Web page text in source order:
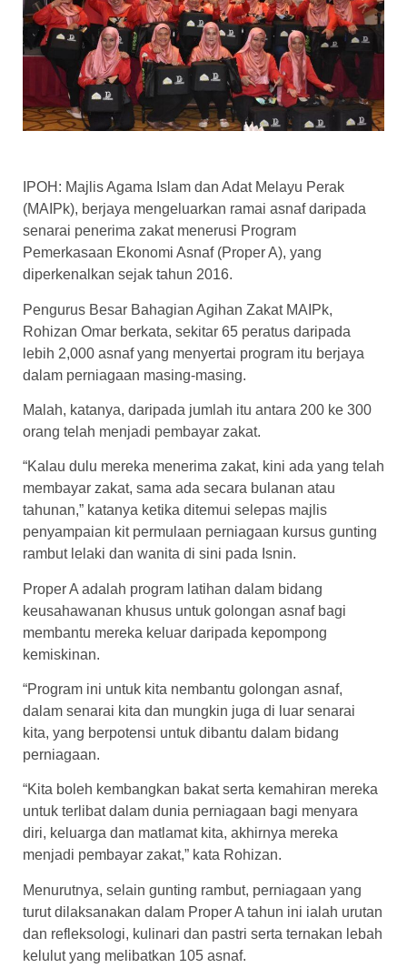
IPOH: Majlis Agama Islam dan Adat Melayu Perak
(MAIPk), berjaya mengeluarkan ramai asnaf daripada
senarai penerima zakat menerusi Program
Pemerkasaan Ekonomi Asnaf (Proper A), yang
diperkenalkan sejak tahun 2016.
Pengurus Besar Bahagian Agihan Zakat MAIPk,
Rohizan Omar berkata, sekitar 65 peratus daripada
lebih 2,000 asnaf yang menyertai program itu berjaya
dalam perniagaan masing-masing.
Malah, katanya, daripada jumlah itu antara 200 ke 300
orang telah menjadi pembayar zakat.
“Kalau dulu mereka menerima zakat, kini ada yang telah
membayar zakat, sama ada secara bulanan atau
tahunan,” katanya ketika ditemui selepas majlis
penyampaian kit permulaan perniagaan kursus gunting
rambut lelaki dan wanita di sini pada Isnin.
Proper A adalah program latihan dalam bidang
keusahawanan khusus untuk golongan asnaf bagi
membantu mereka keluar daripada kepompong
kemiskinan.
“Program ini untuk kita nembantu golongan asnaf,
dalam senarai kita dan mungkin juga di luar senarai
kita, yang berpotensi untuk dibantu dalam bidang
perniagaan.
“Kita boleh kembangkan bakat serta kemahiran mereka
untuk terlibat dalam dunia perniagaan bagi menyara
diri, keluarga dan matlamat kita, akhirnya mereka
menjadi pembayar zakat,” kata Rohizan.
Menurutnya, selain gunting rambut, perniagaan yang
turut dilaksanakan dalam Proper A tahun ini ialah urutan
dan refleksologi, kulinari dan pastri serta ternakan lebah
kelulut yang melibatkan 105 asnaf.